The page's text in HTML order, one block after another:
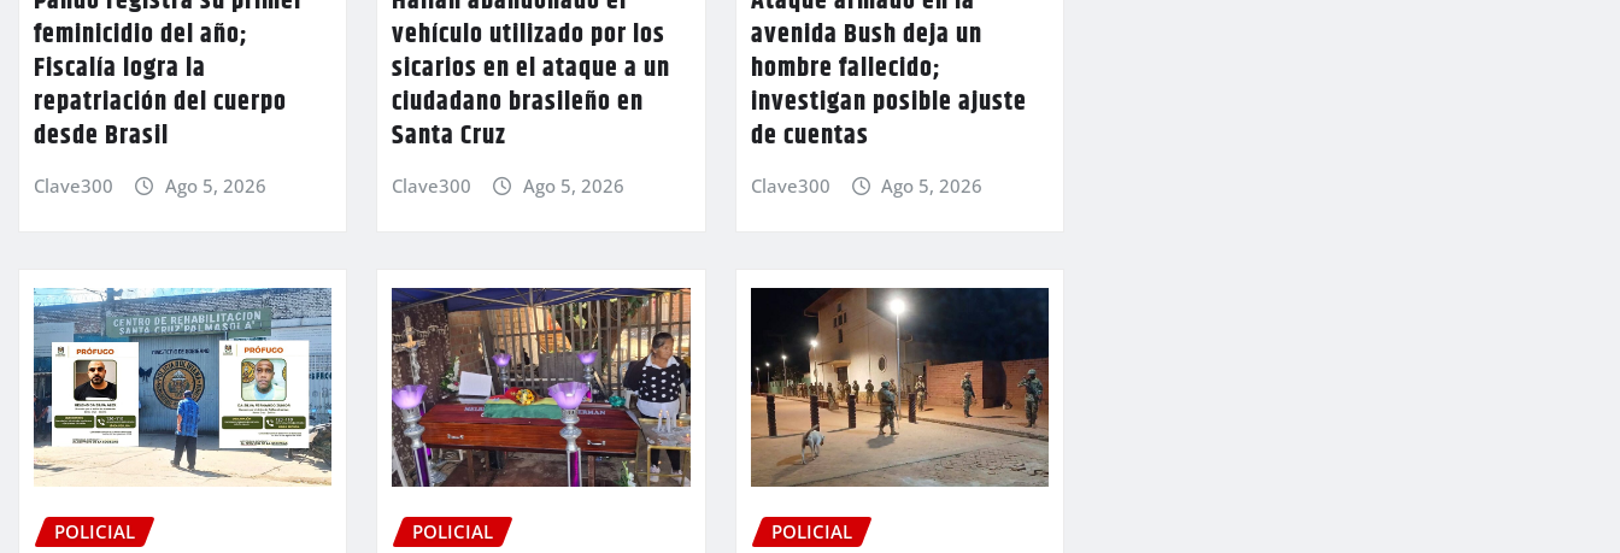
feminicidio del año;
Fiscalía logra la
repatriación del cuerpo
desde Brasil
Clave300 Ago 5, 2026
vehículo utilizado por los
sicarios en el ataque a un
ciudadano brasileño en
Santa Cruz
Clave300 Ago 5, 2026
avenida Bush deja un
hombre fallecido;
investigan posible ajuste
de cuentas
Clave300 Ago 5, 2026
POLICIAL POLICIAL POLICIAL